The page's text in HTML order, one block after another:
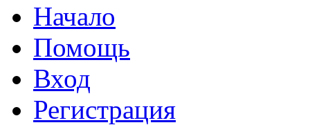
Начало
Помощь
Вход
Регистрация